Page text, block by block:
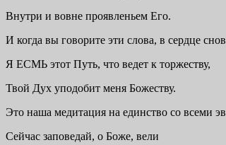
Внутри и вовне проявленьем Его.
И когда вы говорите эти слова, в сердце
Я ЕСМЬ этот Путь, что ведет к торжеству,
Твой Дух уподобит меня Божеству.
Это наша медитация на единство со всеми
Сейчас заповедай, о Боже, вели